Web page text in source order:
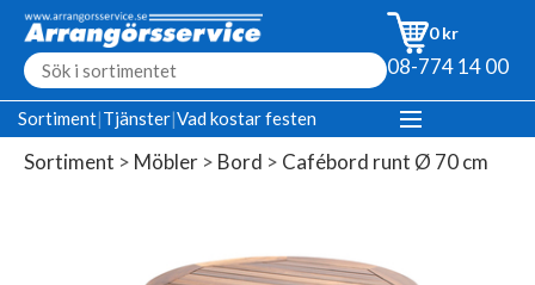
0 kr
08-774 14 00
Sortiment|Tjänster|Vad kostar festen
Sortiment > Möbler > Bord > Cafébord runt Ø 70 cm